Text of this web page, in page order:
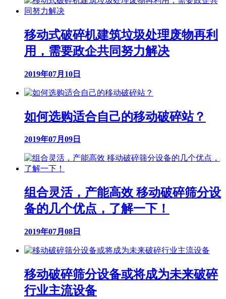
移动式破碎机建筑垃圾处理废物再利
用，需要政企共同努力解决
2019年07月10日
如何选购适合自己的移动破碎站？
2019年07月09日
组合灵活，产能高效 移动破碎筛分设
备的几个优点，了解一下！
2019年07月08日
移动破碎筛分设备或将成为未来破碎
行业主流设备